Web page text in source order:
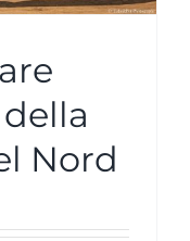
Nord